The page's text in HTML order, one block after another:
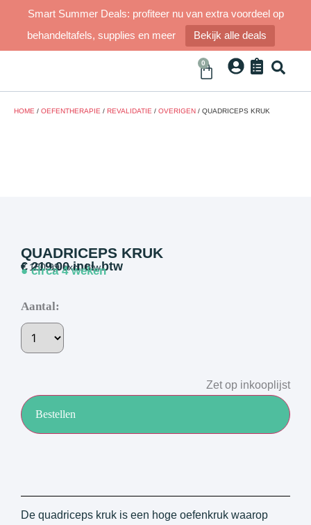
Smart Summer Deals: profiteer nu van extra voordeel op
behandeltafels, supplies en meer
Bekijk alle deals
0
HOME / OEFENTHERAPIE / REVALIDATIE / OVERIGEN / QUADRICEPS KRUK
QUADRICEPS KRUK
€219,00incl. btw
€180,99excl. btw
● circa 4 weken
Aantal:
Bestellen
Zet op inkooplijst
De quadriceps kruk is een hoge oefenkruk waarop